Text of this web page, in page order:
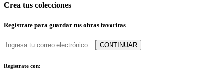
Crea tus colecciones
Regístrate para guardar tus obras favoritas
CONTINUAR
Regístrate con: